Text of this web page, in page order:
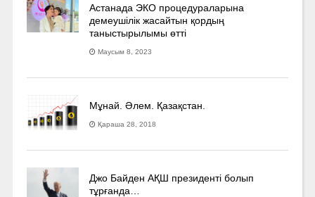
Астанада ЭКО процедураларына
демеушілік жасайтын қордың
таныстырылымы өтті
Маусым 8, 2023
Мұнай. Әлем. Қазақстан.
Қараша 28, 2018
Джо Байден АҚШ президенті болып
тұрғанда…